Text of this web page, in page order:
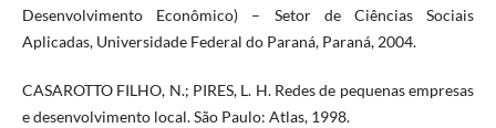
Desenvolvimento Econômico) – Setor de Ciências Sociais
Aplicadas, Universidade Federal do Paraná, Paraná, 2004.
CASAROTTO FILHO, N.; PIRES, L. H. Redes de pequenas empresas
e desenvolvimento local. São Paulo: Atlas, 1998.